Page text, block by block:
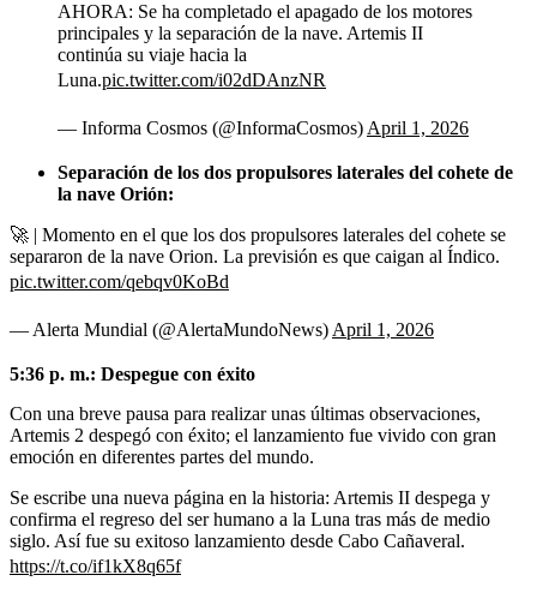
AHORA: Se ha completado el apagado de los motores
principales y la separación de la nave. Artemis II
continúa su viaje hacia la
Luna.pic.twitter.com/i02dDAnzNR
— Informa Cosmos (@InformaCosmos) April 1, 2026
Separación de los dos propulsores laterales del cohete de
la nave Orión:
🚀 | Momento en el que los dos propulsores laterales del cohete se
separaron de la nave Orion. La previsión es que caigan al Índico.
pic.twitter.com/qebqv0KoBd
— Alerta Mundial (@AlertaMundoNews) April 1, 2026
5:36 p. m.: Despegue con éxito
Con una breve pausa para realizar unas últimas observaciones,
Artemis 2 despegó con éxito; el lanzamiento fue vivido con gran
emoción en diferentes partes del mundo.
Se escribe una nueva página en la historia: Artemis II despega y
confirma el regreso del ser humano a la Luna tras más de medio
siglo. Así fue su exitoso lanzamiento desde Cabo Cañaveral.
https://t.co/if1kX8q65f